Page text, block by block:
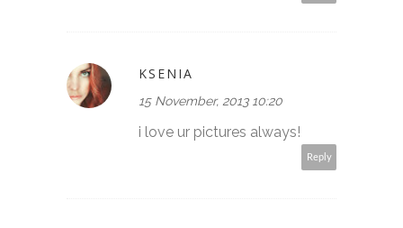
KSENIA
15 November, 2013 10:20
i love ur pictures always!
Reply